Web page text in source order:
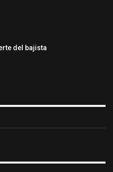
del bajista